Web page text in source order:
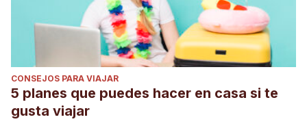
CONSEJOS PARA VIAJAR
5 planes que puedes hacer en casa si te
gusta viajar